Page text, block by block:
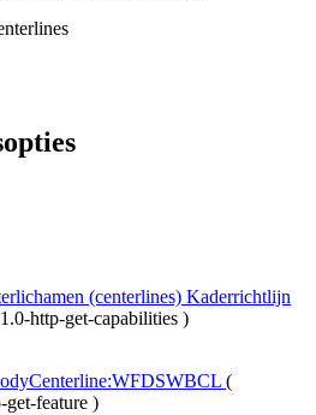
(centerlines) Kaderrichtlijn
http-get-capabilities )
(
feature )